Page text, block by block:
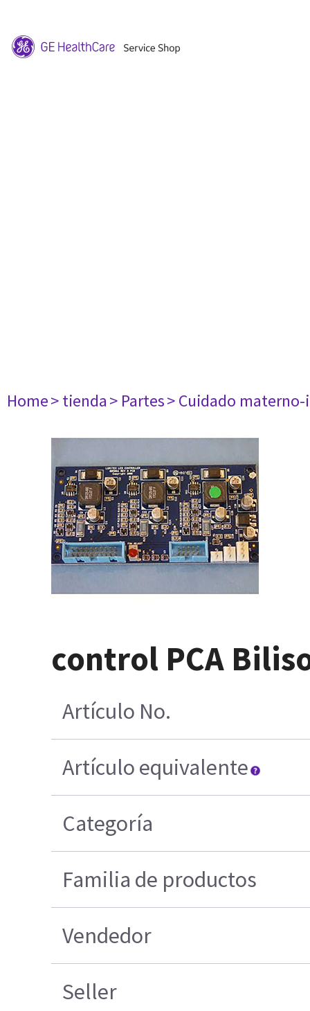
Home> tienda> Partes> Cuidado
control PCA
Artículo No.
Artículo equivalente
Categoría
Familia de productos
Vendedor
Seller